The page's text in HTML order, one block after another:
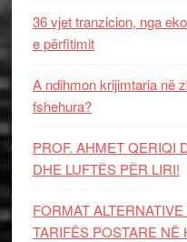
36 vjet tranzicion, nga
e përfitimit
A ndihmon krijimtaria në
fshehura?
PROF. AHMET QERIQI
DHE LUFTЁS PЁR LIRI!
FORMAT
TARIFËS POSTARE NË